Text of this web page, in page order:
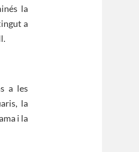
la
a
a les
la
i la